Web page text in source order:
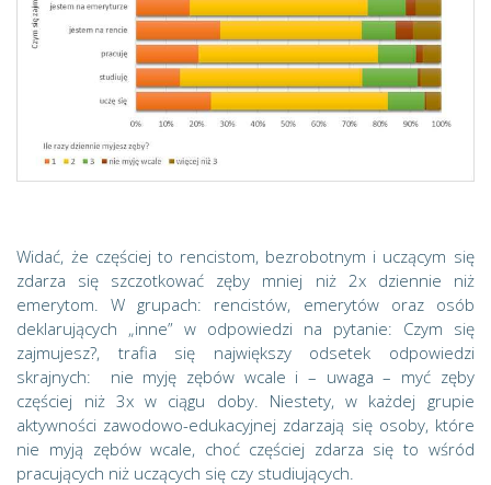
Widać, że częściej to rencistom, bezrobotnym i uczącym się
zdarza się szczotkować zęby mniej niż 2x dziennie niż
emerytom. W grupach: rencistów, emerytów oraz osób
deklarujących „inne” w odpowiedzi na pytanie: Czym się
zajmujesz?, trafia się największy odsetek odpowiedzi
skrajnych: nie myję zębów wcale i – uwaga – myć zęby
częściej niż 3x w ciągu doby. Niestety, w każdej grupie
aktywności zawodowo-edukacyjnej zdarzają się osoby, które
nie myją zębów wcale, choć częściej zdarza się to wśród
pracujących niż uczących się czy studiujących.